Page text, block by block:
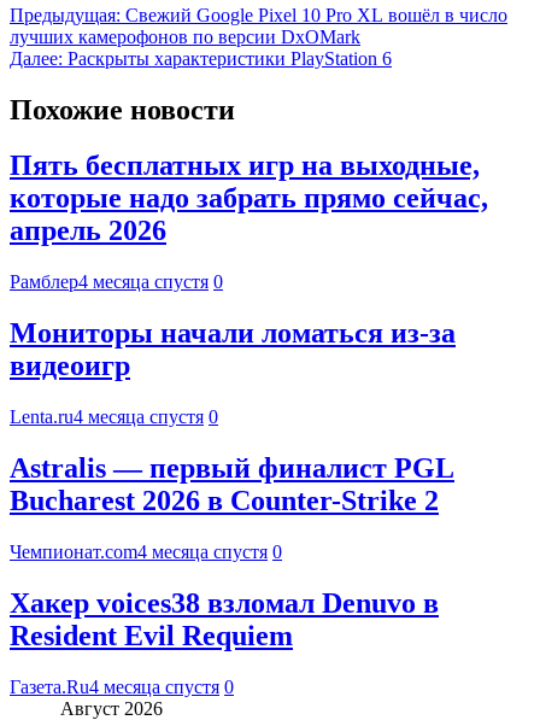
Предыдущая: Свежий Google Pixel 10 Pro XL вошёл в число
лучших камерофонов по версии DxOMark
Далее: Раскрыты характеристики PlayStation 6
Похожие новости
Пять бесплатных игр на выходные,
которые надо забрать прямо сейчас,
апрель 2026
Рамблер4 месяца спустя 0
Мониторы начали ломаться из-за
видеоигр
Lenta.ru4 месяца спустя 0
Astralis — первый финалист PGL
Bucharest 2026 в Counter-Strike 2
Чемпионат.com4 месяца спустя 0
Хакер voices38 взломал Denuvo в
Resident Evil Requiem
Газета.Ru4 месяца спустя 0
Август 2026